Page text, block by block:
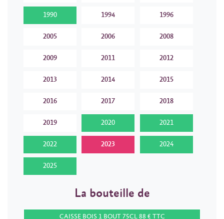
1990 1994 1996
2005 2006 2008
2009 2011 2012
2013 2014 2015
2016 2017 2018
2019 2020 2021
2022 2023 2024
2025
La bouteille de
CAISSE BOIS 1 BOUT 75CL 88 € TTC